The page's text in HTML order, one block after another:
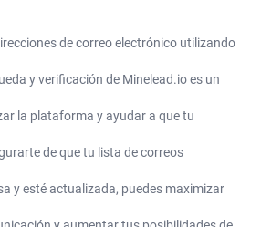
de correo electrónico utilizando
y verificación de Minelead.io es un
la plataforma y ayudar a que tu
de que tu lista de correos
y esté actualizada, puedes maximizar